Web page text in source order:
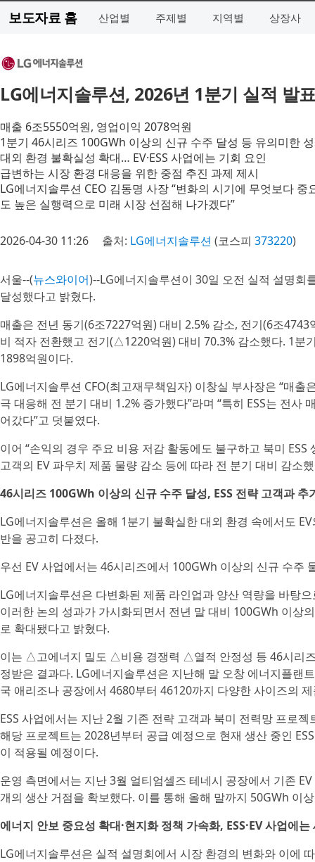
보도자료 홈 산업별 주제별 지역별 상장사
LG에너지솔루션, 2026년 1분기 실적 발
매출 6조5550억원, 영업이익 2078억원
1분기 46시리즈 100GWh 이상의 신규 수주 달성 등 유의미한
대외 환경 불확실성 확대… EV·ESS 사업에는 기회 요인
급변하는 시장 환경 대응을 위한 중점 추진 과제 제시
LG에너지솔루션 CEO 김동명 사장 “변화의 시기에 무엇보다
도 높은 실행력으로 미래 시장 선점해 나가겠다”
2026-04-30 11:26 출처: LG에너지솔루션 (코스피 373220)
서울--(뉴스와이어)--LG에너지솔루션이 30일 오전 실적 설명
달성했다고 밝혔다.
매출은 전년 동기(6조7227억원) 대비 2.5% 감소, 전기(6조
비 적자 전환했고 전기(△1220억원) 대비 70.3% 감소했다. 1분
1898억원이다.
LG에너지솔루션 CFO(최고재무책임자) 이창실 부사장은 “매
극 대응해 전 분기 대비 1.2% 증가했다”라며 “특히 ESS는 전
어갔다”고 덧붙였다.
이어 “손익의 경우 주요 비용 저감 활동에도 불구하고 북미
고객의 EV 파우치 제품 물량 감소 등에 따라 전 분기 대비 감소
46시리즈 100GWh 이상의 신규 수주 달성, ESS 전략 고객과 추
LG에너지솔루션은 올해 1분기 불확실한 대외 환경 속에서도
반을 공고히 다졌다.
우선 EV 사업에서는 46시리즈에서 100GWh 이상의 신규 수주
LG에너지솔루션은 다변화된 제품 라인업과 양산 역량을 바탕
이러한 논의 성과가 가시화되면서 전년 말 대비 100GWh 이상
로 확대됐다고 밝혔다.
이는 △고에너지 밀도 △비용 경쟁력 △열적 안정성 등 46시리
정받은 결과다. LG에너지솔루션은 지난해 말 오창 에너지플랜
국 애리조나 공장에서 4680부터 46120까지 다양한 사이즈의
ESS 사업에서는 지난 2월 기존 전략 고객과 북미 전력망 프로
해당 프로젝트는 2028년부터 공급 예정으로 현재 생산 중인
이 적용될 예정이다.
운영 측면에서는 지난 3월 얼티엄셀즈 테네시 공장에서 기존
개의 생산 거점을 확보했다. 이를 통해 올해 말까지 50GWh 이
에너지 안보 중요성 확대·현지화 정책 가속화, ESS·EV 사업에
LG에너지솔루션은 실적 설명회에서 시장 환경의 변화와 이에